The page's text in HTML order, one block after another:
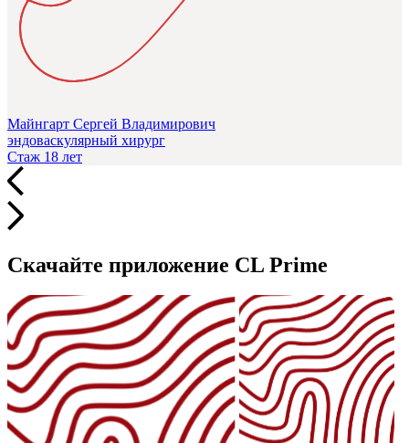
Майнгарт Сергей Владимирович
эндоваскулярный хирург
Стаж 18 лет
Скачайте приложение CL Prime